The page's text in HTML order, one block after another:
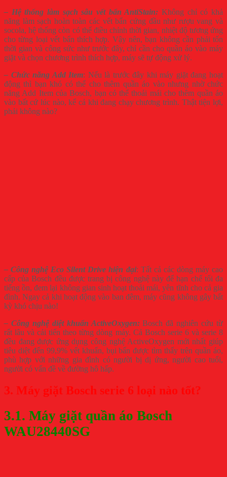
– Hệ thống làm sạch sâu vết bẩn AntiStain: Không chỉ có khả
năng làm sạch hoàn toàn các vết bẩn cứng đầu như rượu vang và
socola, hệ thống còn có thể điều chỉnh thời gian, nhiệt độ tương ứng
cho từng loại vết bẩn thích hợp. Vậy nên, bạn không cần phải tốn
thời gian và công sức như trước đây, chỉ cần cho quần áo vào máy
giặt và chọn chương trình thích hợp, máy sẽ tự động xử lý.
– Chức năng Add Item: Nếu là trước đây khi máy giặt đang hoạt
động thì bạn khó có thể cho thêm quần áo vào nhưng nhờ chức
năng Add Item của Bosch, bạn có thể thoải mái cho thêm quần áo
vào bất cứ lúc nào, kể cả khi đang chạy chương trình. Thật tiện lợi,
phải không nào?
– Công nghệ Eco Silent Drive hiện đại: Tất cả các dòng máy cao
cấp của Bosch đều được trang bị công nghệ này để hạn chế tối đa
tiếng ồn, đem lại không gian sinh hoạt thoải mái, yên tĩnh cho cả gia
đình. Ngay cả khi hoạt động vào ban đêm, máy cũng không gây bất
kỳ khó chịu nào!
– Công nghệ diệt khuẩn ActiveOxygen:Bosch đã nghiên cứu từ
rất lâu và cải tiến theo từng dòng máy. Cả Bosch serie 6 và serie 8
đều đang được ứng dụng công nghệ ActiveOxygen mới nhất giúp
tiêu diệt đến 99,9% vết khuẩn, bụi bẩn được tìm thấy trên quần áo,
phù hợp với những gia đình có người bị dị ứng, người cao tuổi,
người có vấn đề về đường hô hấp.
3. Máy giặt Bosch serie 6 loại nào tốt?
3.1. Máy giặt quần áo Bosch
WAU28440SG